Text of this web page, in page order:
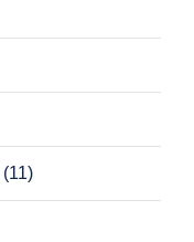
(11)